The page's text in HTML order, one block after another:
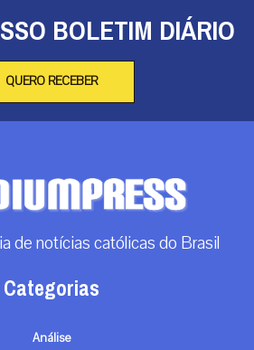
BOLETIM DIÁRIO
QUERO RECEBER
de notícias católicas do Brasil
Categorias
Análise